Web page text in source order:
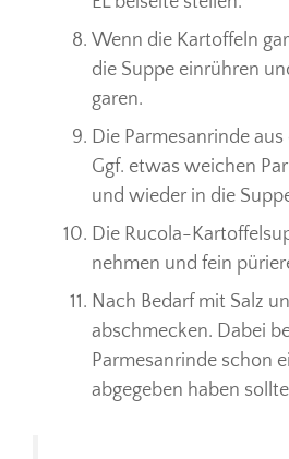
Wenn die Kartoffeln
die Suppe einrühren
garen.
Die Parmesanrinde
Ggf. etwas weichen
und wieder in die
Die Rucola-
nehmen und fein
Nach Bedarf mit Salz
abschmecken. Dabei
Parmesanrinde schon
abgegeben haben